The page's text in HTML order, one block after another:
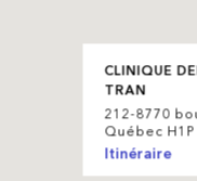
CLINIQUE
TRAN
212-8770
Québec H1P
Itinéraire